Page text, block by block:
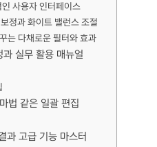
사용자 인터페이스
정과 화이트 밸런스 조절
는 다채로운 필터와 효과
실무 활용 매뉴얼
법 같은 일괄 편집
과 고급 기능 마스터